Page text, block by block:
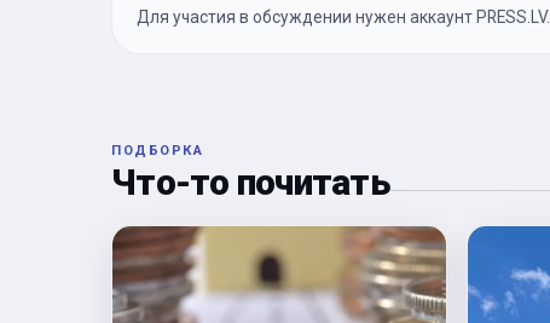
Для участия в обсуждении нужен аккаунт PRESS.LV.
ПОДБОРКА
Что-то почитать